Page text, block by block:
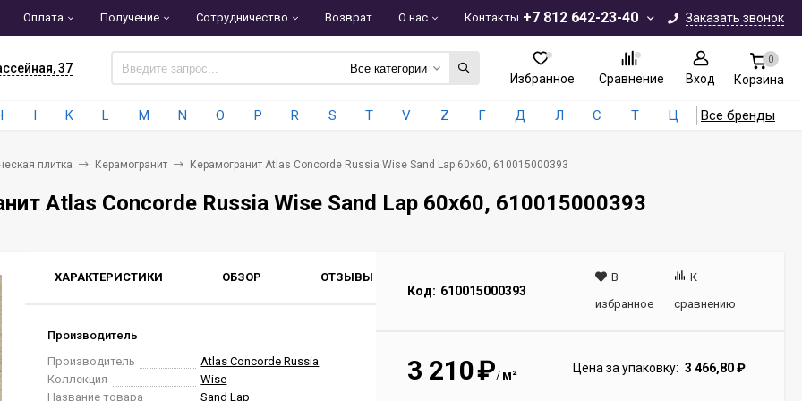
+7 812 642-23-40 Заказать звонок
Оплата Получение Сотрудничество Возврат О нас Контакты
37 Все категории
Избранное Сравнение Вход
0
Корзина
I K L M N O P R S T V Z Г Д Л С Т Ц Все бренды
плитка Керамогранит Керамогранит Atlas Concorde Russia Wise Sand Lap 60x60, 610015000393
Atlas Concorde Russia Wise Sand Lap 60x60, 610015000393
ХАРАКТЕРИСТИКИ ОБЗОР ОТЗЫВЫ
Производитель
Производитель
Atlas Concorde Russia
Коллекция
Wise
Название товара
Sand Lap
Код: 610015000393
В
избранное
К
сравнению
3 210₽/ м² Цена за упаковку: 3 466,80₽